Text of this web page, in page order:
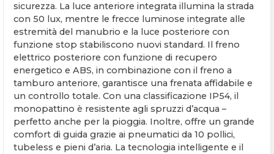
sicurezza. La luce anteriore integrata illumina la strada
con 50 lux, mentre le frecce luminose integrate alle
estremità del manubrio e la luce posteriore con
funzione stop stabiliscono nuovi standard. Il freno
elettrico posteriore con funzione di recupero
energetico e ABS, in combinazione con il freno a
tamburo anteriore, garantisce una frenata affidabile e
un controllo totale. Con una classificazione IP54, il
monopattino è resistente agli spruzzi d’acqua –
perfetto anche per la pioggia. Inoltre, offre un grande
comfort di guida grazie ai pneumatici da 10 pollici,
tubeless e pieni d’aria. La tecnologia intelligente e il